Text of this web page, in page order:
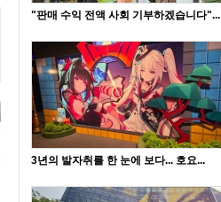
"판매 수익 전액 사회 기부하겠습니다"...
3년의 발자취를 한 눈에 보다... 호요...